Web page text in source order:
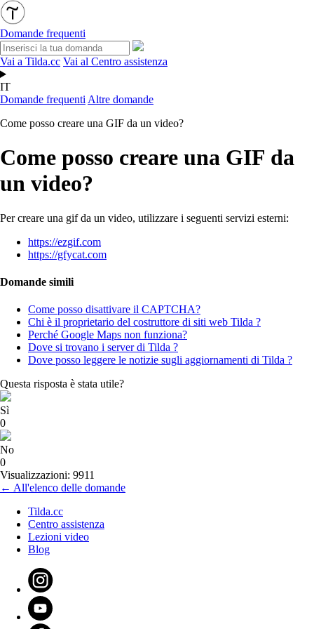
Domande frequenti
Vai a Tilda.cc Vai al Centro assistenza
IT
Domande frequenti Altre domande
Come posso creare una GIF da un video?
Come posso creare una GIF da
un video?
Per creare una gif da un video, utilizzare i seguenti servizi esterni:
https://ezgif.com
https://gfycat.com
Domande simili
Come posso disattivare il CAPTCHA?
Chi è il proprietario del costruttore di siti web Tilda ?
Perché Google Maps non funziona?
Dove si trovano i server di Tilda ?
Dove posso leggere le notizie sugli aggiornamenti di Tilda ?
Questa risposta è stata utile?
Sì
0
No
0
Visualizzazioni: 9911
← All'elenco delle domande
Tilda.cc
Centro assistenza
Lezioni video
Blog